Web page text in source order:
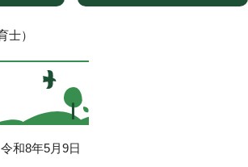
士）
和8年5月9日